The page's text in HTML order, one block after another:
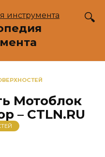
Мотоблок
– CTLN.RU